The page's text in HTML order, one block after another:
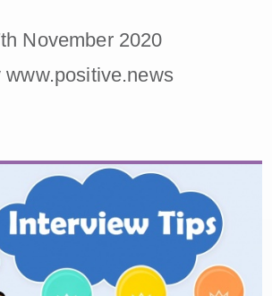
November 2020
www.positive.news